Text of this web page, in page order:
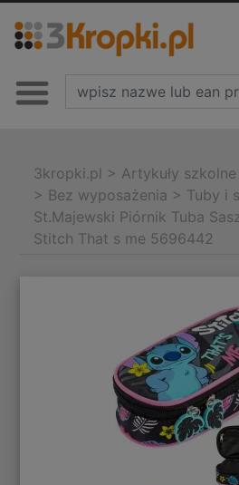
3kropki.pl > Artykuły szkolne
> Bez wyposażenia > Tuby i
St.Majewski Piórnik Tuba
Stitch That s me 5696442